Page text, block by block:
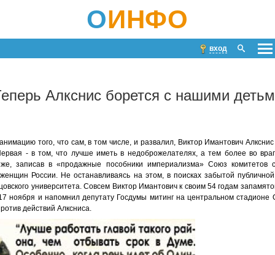
ОИНФО
вход
Алкснис борется с нашими
того, что сам, в том числе, и развалил, Виктор Имантович
- в том, что лучше иметь в недоброжелателях, а тем более во
записав в «продажные пособники империализма» Союз комитетов
России. Не останавливаясь на этом, в поисках забытой
университета. Совсем Виктор Имантович к своим 54 годам
ноября и напомнил депутату Госдумы митинг на центральном стадионе
действий Алксниса.